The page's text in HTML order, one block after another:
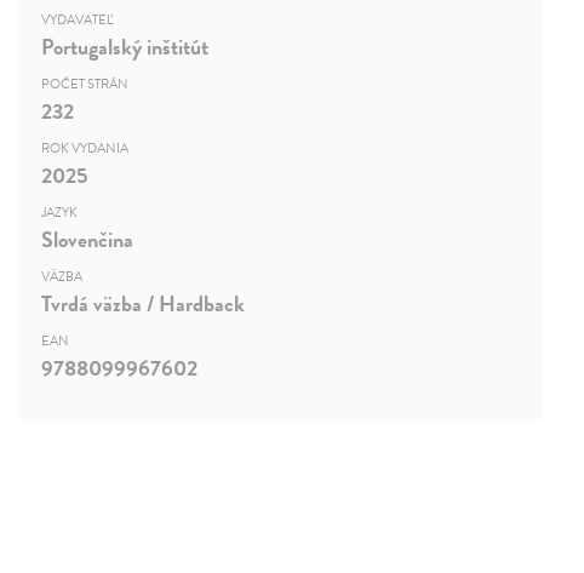
VYDAVATEĽ
Portugalský inštitút
POČET STRÁN
232
ROK VYDANIA
2025
JAZYK
Slovenčina
VÄZBA
Tvrdá väzba / Hardback
EAN
9788099967602